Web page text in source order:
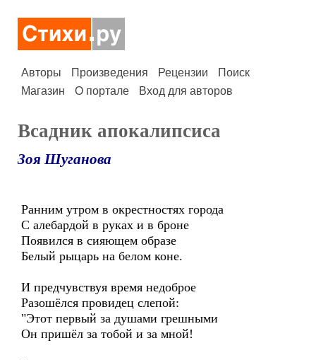
Авторы Произведения Рецензии
Поиск
Магазин
О портале Вход для авторов
Всадник апокалипсиса
Зоя Шуганова
Ранним утром в окрестностях города
С алебардой в руках и в броне
Появился в сияющем образе
Белый рыцарь на белом коне.
И предчувствуя время недоброе
Разошёлся провидец слепой:
"Этот первый за душами грешными
Он пришёл за тобой и за мной!